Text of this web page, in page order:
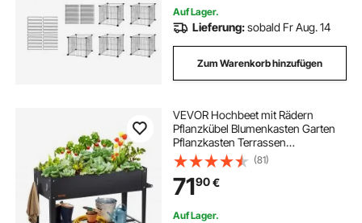
Auf Lager.
Lieferung:sobald Fr Aug. 14
Zum Warenkorb hinzufügen
VEVOR Hochbeet mit Rädern
Pflanzkübel Blumenkasten Garten
Pflanzkasten Terrassen
Gemüsebeet Gartenbeet Pflanzbeet
Schwarz 110x49,5x80cm
verzinktem Stahl ideal für den
Anbau von Gemüse Obst Kräutern
(81)
7190€
Auf Lager.